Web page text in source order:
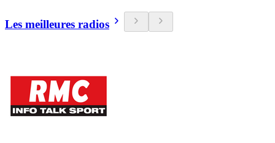
Les meilleures radios